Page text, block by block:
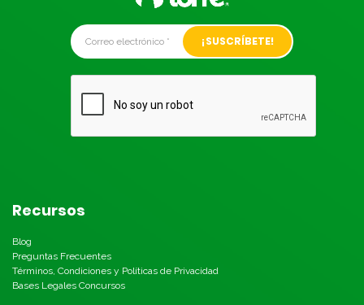
Alternative:
Recursos
Blog
Preguntas Frecuentes
Términos, Condiciones y Políticas de Privacidad
Bases Legales Concursos